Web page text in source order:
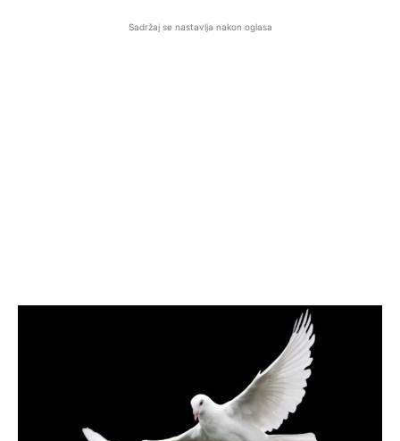
Sadržaj se nastavlja nakon oglasa